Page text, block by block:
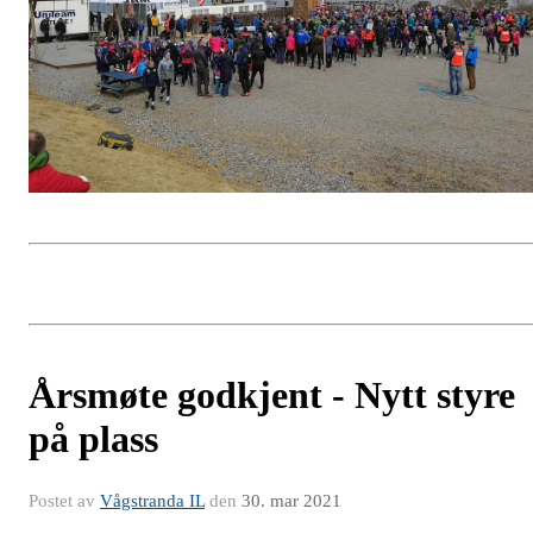
Årsmøte godkjent - Nytt styre
på plass
Postet av Vågstranda ILden 30. mar 2021